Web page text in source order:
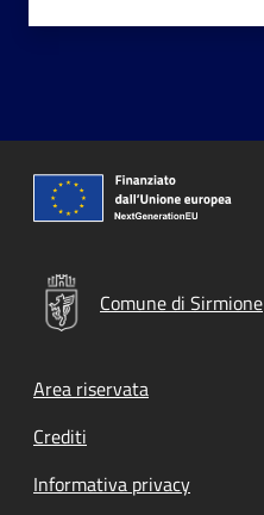
Comune di Sirmione
Footer menu
Area riservata
Crediti
Informativa privacy